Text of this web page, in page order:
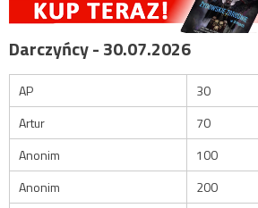
Darczyńcy - 30.07.2026
AP
30
Artur
70
Anonim
100
Anonim
200